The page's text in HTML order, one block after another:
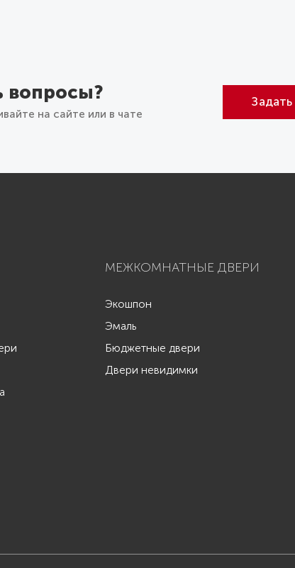
вопросы?
на сайте или в чате
МЕЖКОМНАТНЫЕ ДВЕРИ
Экошпон
Эмаль
Бюджетные двери
Двери невидимки